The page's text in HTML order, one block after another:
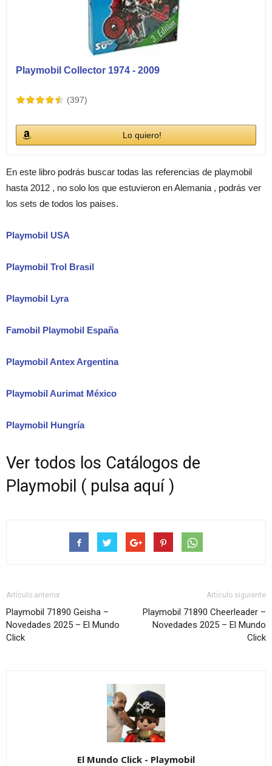
Playmobil Collector 1974 - 2009
(397)
Lo quiero!
En este libro podrás buscar todas las referencias de playmobil
hasta 2012 , no solo los que estuvieron en Alemania , podrás ver
los sets de todos los paises.
Playmobil USA
Playmobil Trol Brasil
Playmobil Lyra
Famobil Playmobil España
Playmobil Antex Argentina
Playmobil Aurimat México
Playmobil Hungría
Ver todos los Catálogos de
Playmobil ( pulsa aquí )
Artículo anterior
Playmobil 71890 Geisha –
Novedades 2025 – El Mundo
Click
Artículo siguiente
Playmobil 71890 Cheerleader –
Novedades 2025 – El Mundo
Click
El Mundo Click - Playmobil